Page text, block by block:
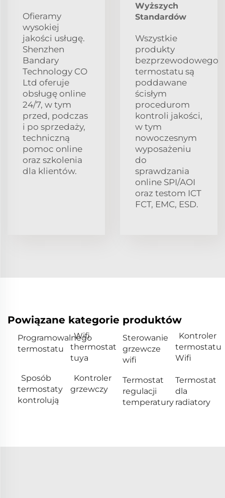
Ofieramy
wysokiej
jakości usługę.
Shenzhen
Bandary
Technology CO
Ltd oferuje
obsługę online
24/7, w tym
przed, podczas
i po sprzedaży,
techniczną
pomoc online
oraz szkolenia
dla klientów.
Wyższych
Standardów
Wszystkie
produkty
bezprzewodowego
termostatu są
poddawane
ścisłym
procedurom
kontroli jakości,
w tym
nowoczesnym
wyposażeniu
do
sprawdzania
online SPI/AOI
oraz testom ICT
FCT, EMC, ESD.
Powiązane kategorie produktów
Programowalnego
termostatu
Wifi
thermostat
tuya
Sterowanie
grzewcze
wifi
Kontroler
termostatu
Wifi
Sposób
termostaty
kontrolują
Kontroler
grzewczy
Termostat
regulacji
temperatury
Termostat
dla
radiatory